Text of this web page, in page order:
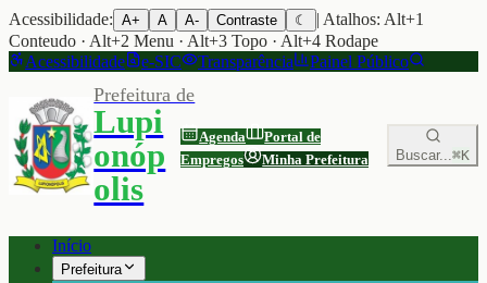
Acessibilidade: A+ A A- Contraste ☾
| Atalhos: Alt+1
Conteudo · Alt+2 Menu · Alt+3 Topo · Alt+4 Rodape
Acessibilidade
e-SIC Transparência Painel Público
Prefeitura de
Lupi
onóp
olis
Agenda
Portal de
Empregos
Minha Prefeitura Buscar...⌘K
Início
Prefeitura